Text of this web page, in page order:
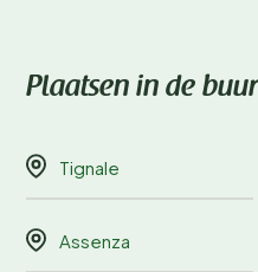
Plaatsen in de
Tignale
Assenza